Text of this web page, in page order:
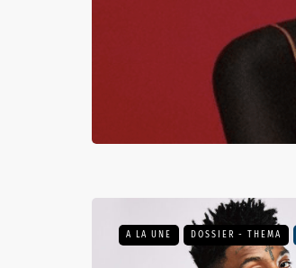
A LA UNE DOSSIER - THEMA